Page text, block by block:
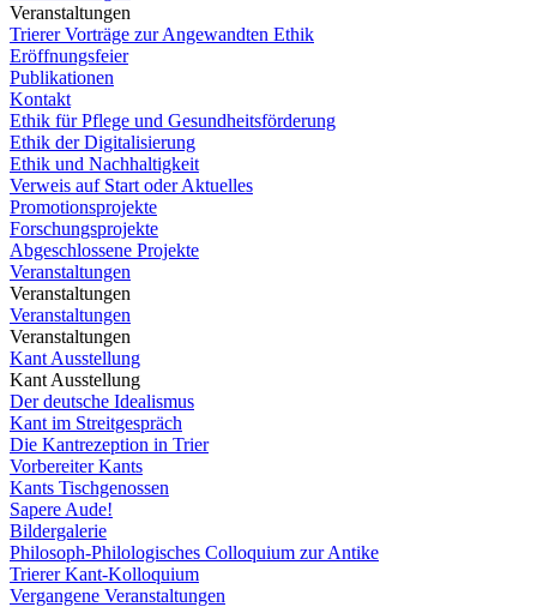
Veranstaltungen
Trierer Vorträge zur Angewandten Ethik
Eröffnungsfeier
Publikationen
Kontakt
Ethik für Pflege und Gesundheitsförderung
Ethik der Digitalisierung
Ethik und Nachhaltigkeit
Verweis auf Start oder Aktuelles
Promotionsprojekte
Forschungsprojekte
Abgeschlossene Projekte
Veranstaltungen
Veranstaltungen
Veranstaltungen
Veranstaltungen
Kant Ausstellung
Kant Ausstellung
Der deutsche Idealismus
Kant im Streitgespräch
Die Kantrezeption in Trier
Vorbereiter Kants
Kants Tischgenossen
Sapere Aude!
Bildergalerie
Philosoph-Philologisches Colloquium zur Antike
Trierer Kant-Kolloquium
Vergangene Veranstaltungen